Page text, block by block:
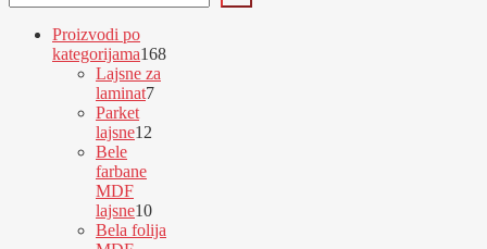
Proizvodi po
kategorijama168168
Lajsne za
laminat77
Parket
lajsne12
Bele
farbane
MDF
lajsne1010
proizvoda
Bela folija